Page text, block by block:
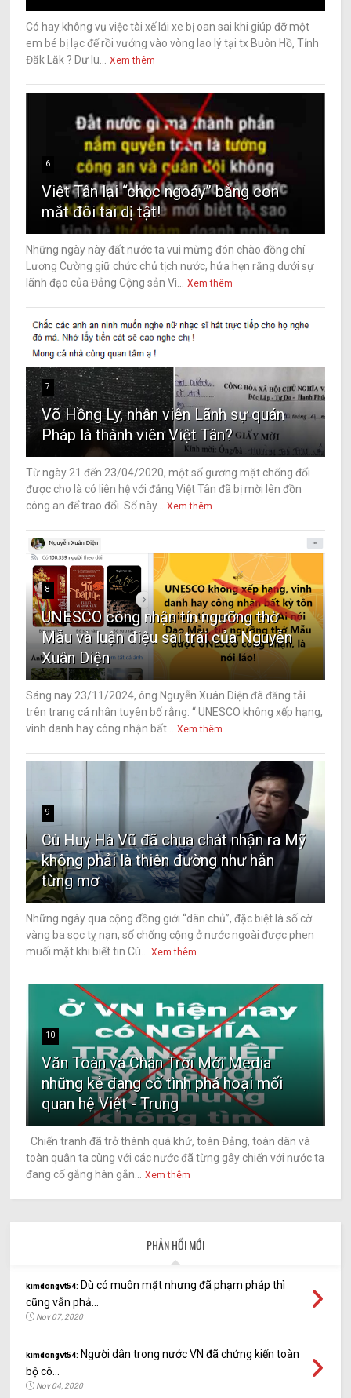
Có hay không vụ việc tài xế lái xe bị oan sai khi giúp đỡ một
em bé bị lạc để rồi vướng vào vòng lao lý tại tx Buôn Hồ, Tỉnh
Đăk Lăk ? Dư lu...
Xem thêm
6
Việt Tân lại “chọc ngoáy” bằng con
mắt đôi tai dị tật!
Những ngày này đất nước ta vui mừng đón chào đồng chí
Lương Cường giữ chức chủ tịch nước, hứa hẹn rằng dưới sự
lãnh đạo của Đảng Cộng sản Vi...
Xem thêm
7
Võ Hồng Ly, nhân viên Lãnh sự quán
Pháp là thành viên Việt Tân?
Từ ngày 21 đến 23/04/2020, một số gương mặt chống đối
được cho là có liên hệ với đảng Việt Tân đã bị mời lên đồn
công an để trao đổi. Số này...
Xem thêm
8
UNESCO công nhận tín ngưỡng thờ
Mẫu và luận điệu sai trái của Nguyễn
Xuân Diện
Sáng nay 23/11/2024, ông Nguyễn Xuân Diện đã đăng tải
trên trang cá nhân tuyên bố rằng: “ UNESCO không xếp hạng,
vinh danh hay công nhận bất...
Xem thêm
9
Cù Huy Hà Vũ đã chua chát nhận ra Mỹ
không phải là thiên đường như hắn
từng mơ
Những ngày qua cộng đồng giới “dân chủ”, đặc biệt là số cờ
vàng ba sọc tỵ nạn, số chống cộng ở nước ngoài được phen
muối mặt khi biết tin Cù...
Xem thêm
10
Văn Toàn và Chân Trời Mới Media
những kẻ đang cố tình phá hoại mối
quan hệ Việt - Trung
Chiến tranh đã trở thành quá khứ, toàn Đảng, toàn dân và
toàn quân ta cùng với các nước đã từng gây chiến với nước ta
đang cố gắng hàn gắn...
Xem thêm
PHẢN HỒI MỚI
kimdongvt54: Dù có muôn mặt nhưng đã phạm pháp thì
cũng vẫn phả...
Nov 07, 2020
kimdongvt54: Người dân trong nước VN đã chứng kiến toàn
bộ cô...
Nov 04, 2020